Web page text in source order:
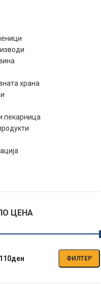
храна
пекарница
ЦЕНА
ФИЛТЕР
110ден